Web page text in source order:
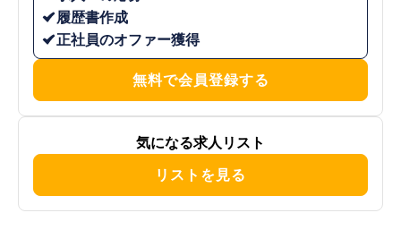
履歴書作成
正社員のオファー獲得
無料で会員登録する
気になる求人リスト
リストを見る